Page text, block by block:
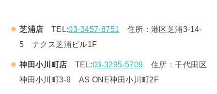
芝浦店 TEL:03-3457-8751 住所：港区芝浦3-14-
5 テクス芝浦ビル1F
神田小川町店 TEL:03-3295-5709 住所：千代田区
神田小川町3-9 AS ONE神田小川町2F